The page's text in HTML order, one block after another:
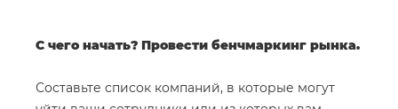
С чего начать? Провести бенчмаркинг рынка.
Составьте список компаний, в которые могут